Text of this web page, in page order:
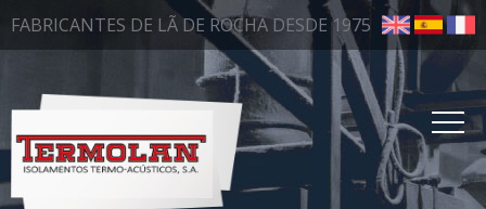
FABRICANTES DE LÃ DE ROCHA DESDE 1975